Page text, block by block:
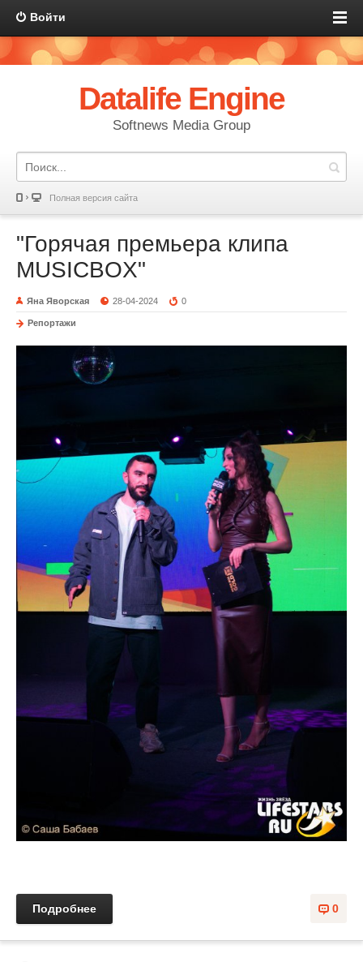
Войти
Datalife Engine
Softnews Media Group
Полная версия сайта
"Горячая премьера клипа
MUSICBOX"
Яна Яворская 28-04-2024 0
Репортажи
0
Подробнее